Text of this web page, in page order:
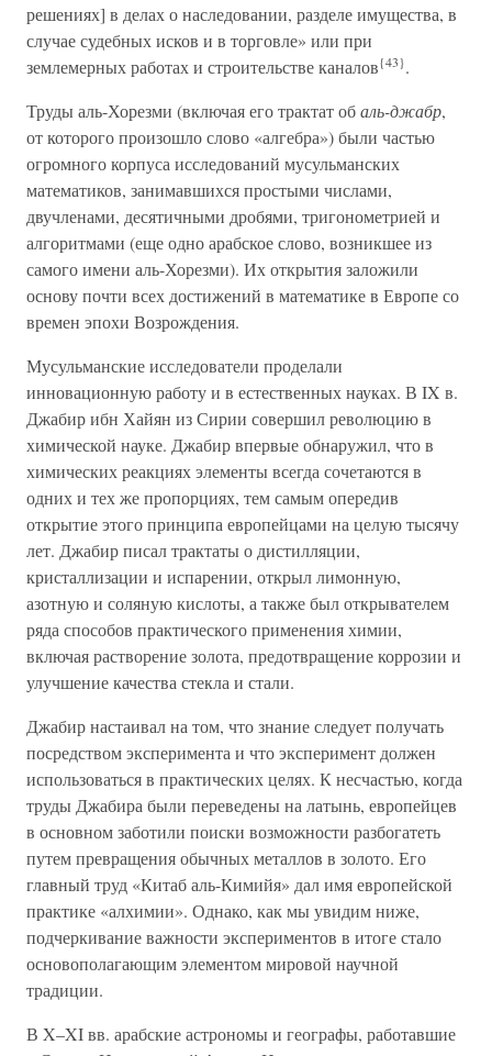
решениях] в делах о наследовании, разделе имущества, в
случае судебных исков и в торговле» или при
землемерных работах и строительстве каналов{43}.
Труды аль-Хорезми (включая его трактат обаль-джабр,
от которого произошло слово «алгебра») были частью
огромного корпуса исследований мусульманских
математиков, занимавшихся простыми числами,
двучленами, десятичными дробями, тригонометрией и
алгоритмами (еще одно арабское слово, возникшее из
самого имени аль-Хорезми). Их открытия заложили
основу почти всех достижений в математике в Европе со
времен эпохи Возрождения.
Мусульманские исследователи проделали
инновационную работу и в естественных науках. В IX в.
Джабир ибн Хайян из Сирии совершил революцию в
химической науке. Джабир впервые обнаружил, что в
химических реакциях элементы всегда сочетаются в
одних и тех же пропорциях, тем самым опередив
открытие этого принципа европейцами на целую тысячу
лет. Джабир писал трактаты о дистилляции,
кристаллизации и испарении, открыл лимонную,
азотную и соляную кислоты, а также был открывателем
ряда способов практического применения химии,
включая растворение золота, предотвращение коррозии и
улучшение качества стекла и стали.
Джабир настаивал на том, что знание следует получать
посредством эксперимента и что эксперимент должен
использоваться в практических целях. К несчастью, когда
труды Джабира были переведены на латынь, европейцев
в основном заботили поиски возможности разбогатеть
путем превращения обычных металлов в золото. Его
главный труд «Китаб аль-Кимийя» дал имя европейской
практике «алхимии». Однако, как мы увидим ниже,
подчеркивание важности экспериментов в итоге стало
основополагающим элементом мировой научной
традиции.
В X–XI вв. арабские астрономы и географы, работавшие